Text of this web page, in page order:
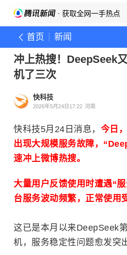
· 获取全网一手热点
首页 新闻
冲上热搜！DeepSeek
机了三次
快科技
2026年5月24日17:22 河南
快科技5月24日消息， 今日，
出现大规模服务故障，
速冲上微博热搜。
大量用户反馈使用时遭遇“
台服务波动频繁，正常使用
这已是本月以来DeepSeek
机，服务稳定性问题愈发突